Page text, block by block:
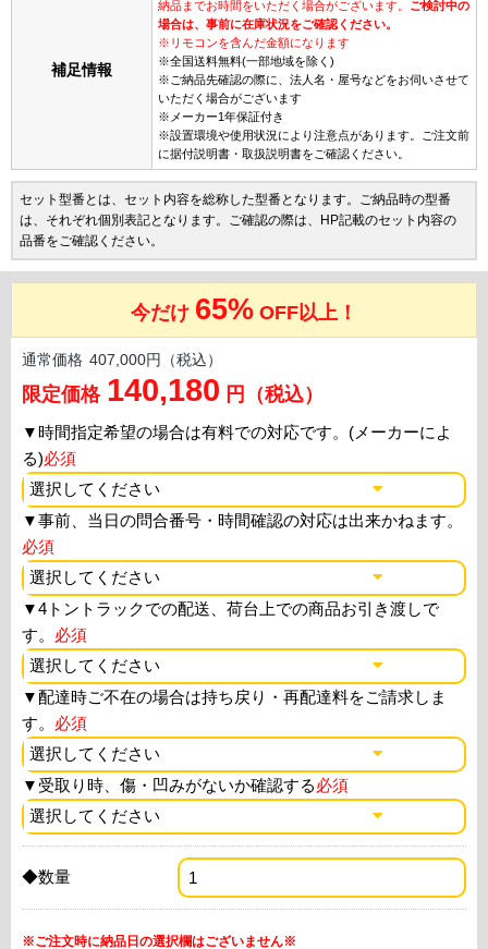
補足情報
納品までお時間をいただく場合がございます。 ご検討中の
場合は、事前に在庫状況をご確認ください。
※リモコンを含んだ金額になります
※全国送料無料(一部地域を除く)
※ご納品先確認の際に、法人名・屋号などをお伺いさせて
いただく場合がございます
※メーカー1年保証付き
※設置環境や使用状況により注意点があります。ご注文前
に据付説明書・取扱説明書をご確認ください。
セット型番とは、セット内容を総称した型番となります。ご納品時の型番
は、それぞれ個別表記となります。ご確認の際は、HP記載のセット内容の
品番をご確認ください。
今だけ 65% OFF以上！
通常価格 407,000円（税込）
限定価格 140,180 円（税込）
▼時間指定希望の場合は有料での対応です。(メーカーによ
る)必須
▼事前、当日の問合番号・時間確認の対応は出来かねます。
必須
▼4トントラックでの配送、荷台上での商品お引き渡しで
す。 必須
▼配達時ご不在の場合は持ち戻り・再配達料をご請求しま
す。 必須
▼ 受取り時、傷・凹みがないか確認する必須
◆数量
※ご注文時に納品日の選択欄はございません※